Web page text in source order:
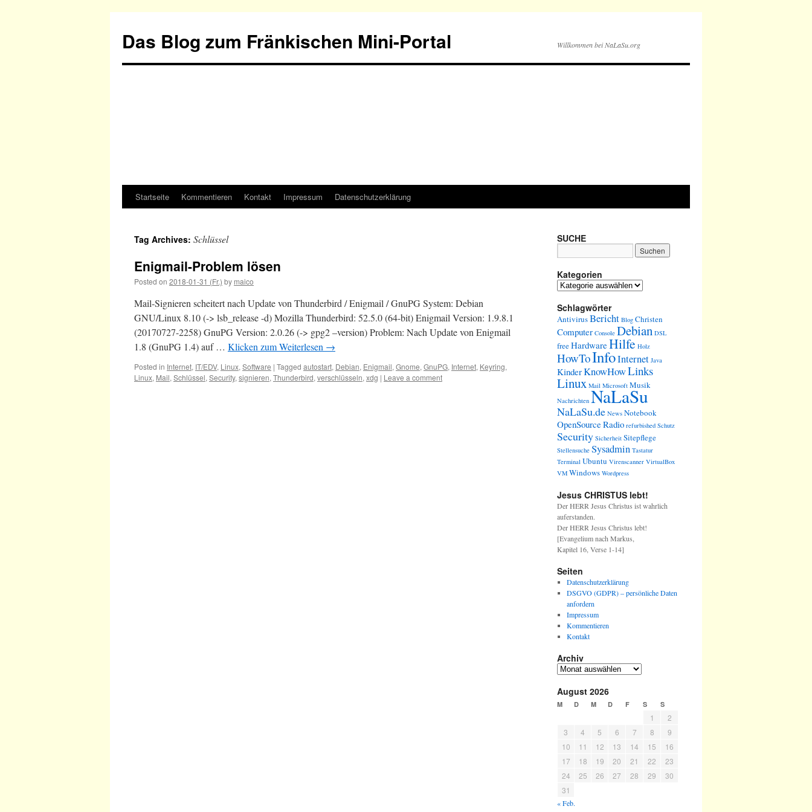
Das Blog zum Fränkischen Mini-Portal Willkommen bei NaLaSu.org
Startseite Kommentieren Kontakt Impressum Datenschutzerklärung
Tag Archives: Schlüssel
Enigmail-Problem lösen
Posted on 2018-01-31 (Fr.) by maico
Mail-Signieren scheitert nach Update von Thunderbird / Enigmail / GnuPG System: Debian
GNU/Linux 8.10 (-> lsb_release -d) Mozilla Thunderbird: 52.5.0 (64-bit) Enigmail Version: 1.9.8.1
(20170727-2258) GnuPG Version: 2.0.26 (-> gpg2 –version) Problem: Nach Update von Enigmail
1.8 (GnuPG 1.4) auf … Klicken zum Weiterlesen →
Posted in Internet, IT/EDV, Linux, Software | Tagged autostart, Debian, Enigmail, Gnome, GnuPG, Internet, Keyring,
Linux, Mail, Schlüssel, Security, signieren, Thunderbird, verschlüsseln, xdg | Leave a comment
SUCHE
Kategorien
Schlagwörter
AntivirusBericht Blog Christen
Computer Console Debian DSL
freeHardwareHilfe Holz
HowToInfoInternet Java
KinderKnowHowLinks
Linux Mail Microsoft Musik
Nachrichten NaLaSu
NaLaSu.de News Notebook
OpenSourceRadio refurbished Schutz
Security Sicherheit Sitepflege
Stellensuche Sysadmin Tastatur
Terminal Ubuntu Virenscanner VirtualBox
VM Windows Wordpress
Jesus CHRISTUS lebt!
Der HERR Jesus Christus ist wahrlich
auferstanden.
Der HERR Jesus Christus lebt!
[Evangelium nach Markus,
Kapitel 16, Verse 1-14]
Seiten
Datenschutzerklärung
DSGVO (GDPR) – persönliche Daten
anfordern
Impressum
Kommentieren
Kontakt
Archiv
August 2026
M D M D F S S
1
2
3
4 5 6 7 8
9
10
11 12 13 14 15
16
17
18 19 20 21 22
23
24
25 26 27 28 29
30
31
« Feb.